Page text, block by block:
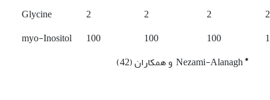
Glycine
2 2 2
2
myo-Inositol
100 100 100
*